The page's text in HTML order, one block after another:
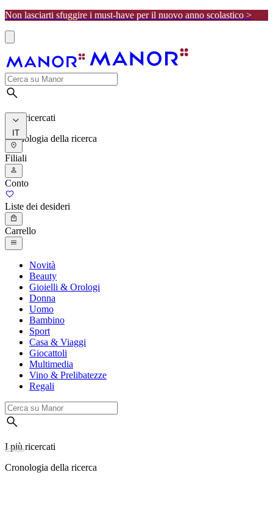
Non lasciarti sfuggire i must-have per il nuovo anno scolastico >
I più ricercati
Cronologia della ricerca
IT
Filiali
Conto
Liste dei desideri
Carrello
Novità
Beauty
Gioielli & Orologi
Donna
Uomo
Bambino
Sport
Casa & Viaggi
Giocattoli
Multimedia
Vino & Prelibatezze
Regali
I più ricercati
Cronologia della ricerca